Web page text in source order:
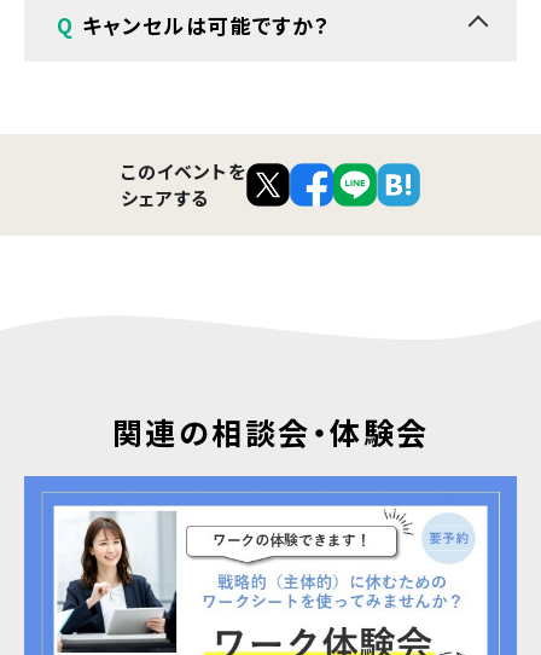
者の方だけでご相談いただけます。
Q キャンセルは可能ですか？
このイベントを
シェアする
関連の相談会・体験会